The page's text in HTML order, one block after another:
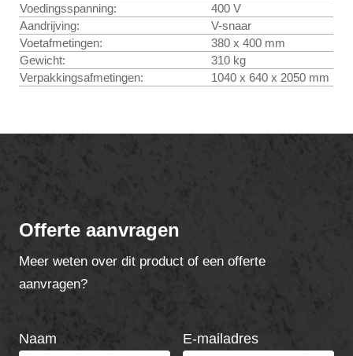
Voedingsspanning:
400 V
Aandrijving:
V-snaar
Voetafmetingen:
380 x 400 mm
Gewicht:
310 kg
Verpakkingsafmetingen:
1040 x 640 x 2050 mm
Offerte aanvragen
Meer weten over dit product of een offerte
aanvragen?
Naam E-mailadres